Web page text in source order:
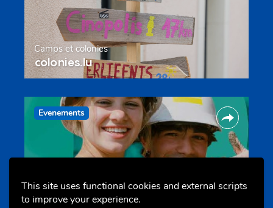
This site uses functional cookies and external scripts
to improve your experience.
Camps et colonies
colonies.lu
Evenements